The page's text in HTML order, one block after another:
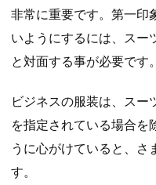
非常に重要です。第一印
いようにするには、スー
と対面する事が必要です。
ビジネスの服装は、スー
を指定されている場合を
うに心がけていると、さ
す。